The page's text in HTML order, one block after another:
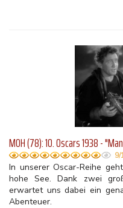
MOH (78): 10. Oscars 1938 -
9/
In unserer Oscar-Reihe
hohe See. Dank zwei
erwartet uns dabei ein
Abenteuer.